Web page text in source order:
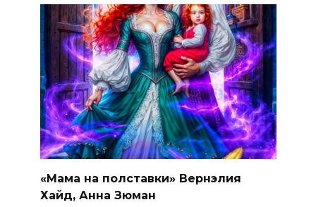
«Мама на полставки» Вернэлия
Хайд, Анна Зюман